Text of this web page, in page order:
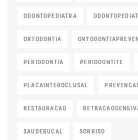
ODONTOPEDIATRA
ORTODONTIA
PERIODONTIA PERIODONTITE
PLACAINTEROCLUSAL
RESTAURACAO
SAUDEBUCAL SORRISO